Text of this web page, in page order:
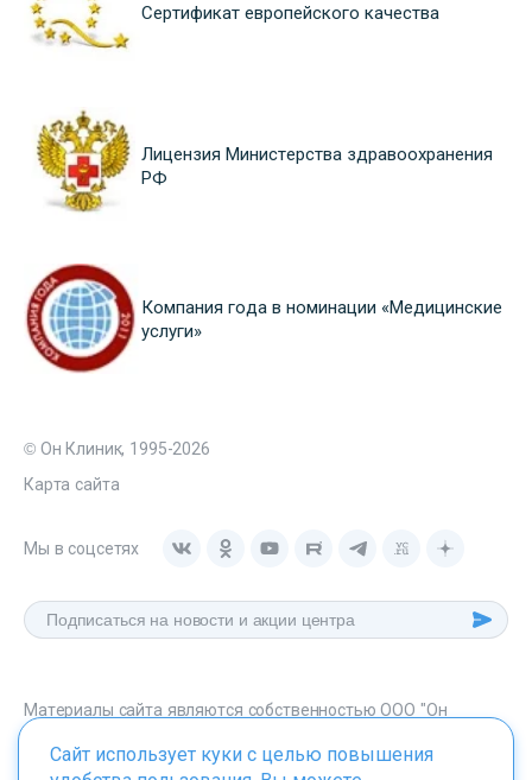
Сертификат европейского качества
Лицензия Министерства здравоохранения
РФ
Компания года в номинации «Медицинские
услуги»
© Он Клиник, 1995-2026
Карта сайта
Мы в соцсетях
Материалы сайта являются собственностью ООО "Он
onclinic.ru запрещено в соответствии со статьей 1259 ГК. РФ.
Сайт использует куки с целью повышения